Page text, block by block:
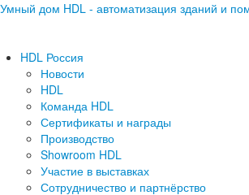
Умный дом HDL - автоматизация зданий и
HDL Россия
Новости
HDL
Команда HDL
Сертификаты и награды
Производство
Showroom HDL
Участие в выставках
Сотрудничество и партнёрство